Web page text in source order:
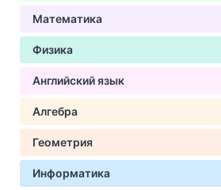
Математика
Физика
Английский язык
Алгебра
Геометрия
Информатика